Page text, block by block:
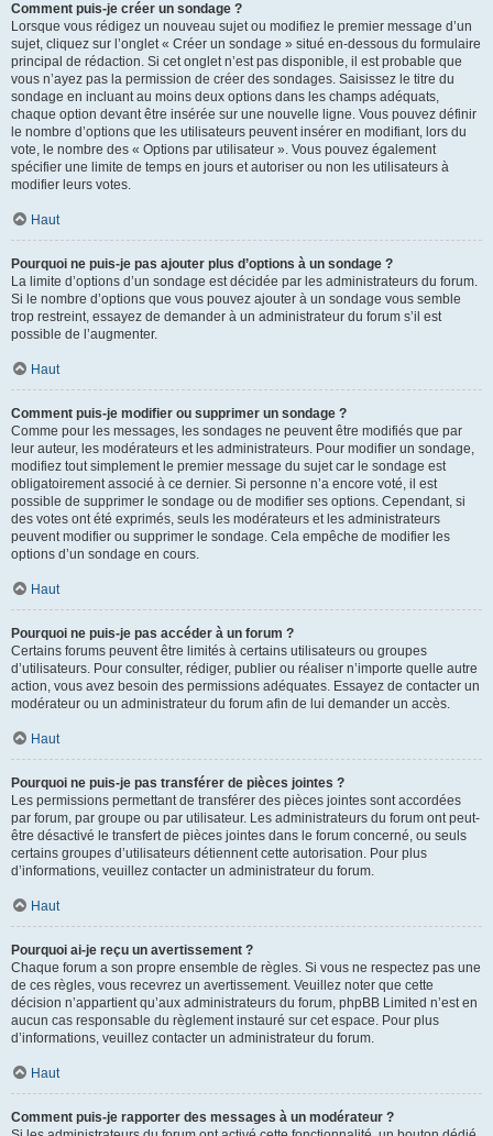
Comment puis-je créer un sondage ?
Lorsque vous rédigez un nouveau sujet ou modifiez le premier message d’un
sujet, cliquez sur l’onglet « Créer un sondage » situé en-dessous du formulaire
principal de rédaction. Si cet onglet n’est pas disponible, il est probable que
vous n’ayez pas la permission de créer des sondages. Saisissez le titre du
sondage en incluant au moins deux options dans les champs adéquats,
chaque option devant être insérée sur une nouvelle ligne. Vous pouvez définir
le nombre d’options que les utilisateurs peuvent insérer en modifiant, lors du
vote, le nombre des « Options par utilisateur ». Vous pouvez également
spécifier une limite de temps en jours et autoriser ou non les utilisateurs à
modifier leurs votes.
Haut
Pourquoi ne puis-je pas ajouter plus d’options à un sondage ?
La limite d’options d’un sondage est décidée par les administrateurs du forum.
Si le nombre d’options que vous pouvez ajouter à un sondage vous semble
trop restreint, essayez de demander à un administrateur du forum s’il est
possible de l’augmenter.
Haut
Comment puis-je modifier ou supprimer un sondage ?
Comme pour les messages, les sondages ne peuvent être modifiés que par
leur auteur, les modérateurs et les administrateurs. Pour modifier un sondage,
modifiez tout simplement le premier message du sujet car le sondage est
obligatoirement associé à ce dernier. Si personne n’a encore voté, il est
possible de supprimer le sondage ou de modifier ses options. Cependant, si
des votes ont été exprimés, seuls les modérateurs et les administrateurs
peuvent modifier ou supprimer le sondage. Cela empêche de modifier les
options d’un sondage en cours.
Haut
Pourquoi ne puis-je pas accéder à un forum ?
Certains forums peuvent être limités à certains utilisateurs ou groupes
d’utilisateurs. Pour consulter, rédiger, publier ou réaliser n’importe quelle autre
action, vous avez besoin des permissions adéquates. Essayez de contacter un
modérateur ou un administrateur du forum afin de lui demander un accès.
Haut
Pourquoi ne puis-je pas transférer de pièces jointes ?
Les permissions permettant de transférer des pièces jointes sont accordées
par forum, par groupe ou par utilisateur. Les administrateurs du forum ont peut-
être désactivé le transfert de pièces jointes dans le forum concerné, ou seuls
certains groupes d’utilisateurs détiennent cette autorisation. Pour plus
d’informations, veuillez contacter un administrateur du forum.
Haut
Pourquoi ai-je reçu un avertissement ?
Chaque forum a son propre ensemble de règles. Si vous ne respectez pas une
de ces règles, vous recevrez un avertissement. Veuillez noter que cette
décision n’appartient qu’aux administrateurs du forum, phpBB Limited n’est en
aucun cas responsable du règlement instauré sur cet espace. Pour plus
d’informations, veuillez contacter un administrateur du forum.
Haut
Comment puis-je rapporter des messages à un modérateur ?